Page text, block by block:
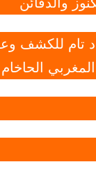
تام للكشف